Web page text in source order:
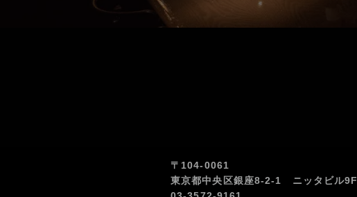
〒104-0061
東京都中央区銀座8-2-1 ニッタビル9F